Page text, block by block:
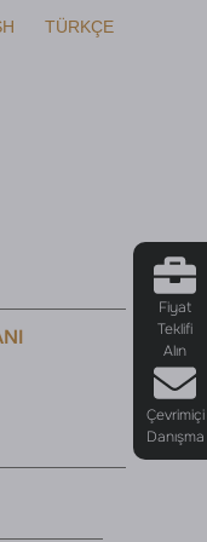
TÜRKÇE
Fiyat
Teklifi
Alın
Çevrimiçi
Danışma